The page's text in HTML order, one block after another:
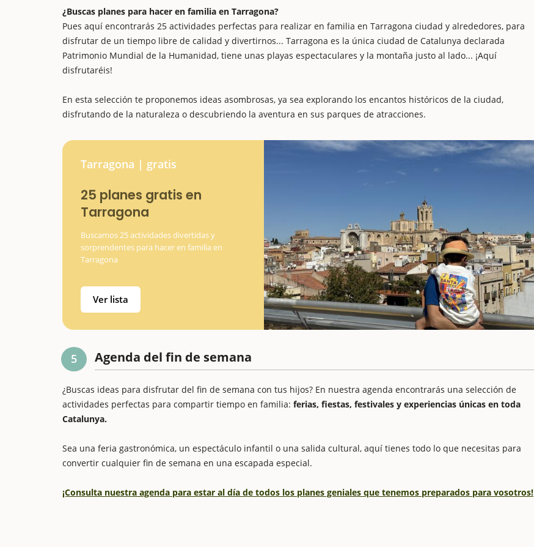
¿Buscas planes para hacer en familia en Tarragona?
Pues aquí encontrarás 25 actividades perfectas para realizar en familia en Tarragona ciudad y alrededores, para
disfrutar de un tiempo libre de calidad y divertirnos... Tarragona es la única ciudad de Catalunya declarada
Patrimonio Mundial de la Humanidad, tiene unas playas espectaculares y la montaña justo al lado... ¡Aquí
disfrutaréis!
En esta selección te proponemos ideas asombrosas, ya sea explorando los encantos históricos de la ciudad,
disfrutando de la naturaleza o descubriendo la aventura en sus parques de atracciones.
Tarragona | gratis
25 planes gratis en
Tarragona
Buscamos 25 actividades divertidas y
sorprendentes para hacer en familia en
Tarragona
Ver lista
5 Agenda del fin de semana
¿Buscas ideas para disfrutar del fin de semana con tus hijos? En nuestra agenda encontrarás una selección de
actividades perfectas para compartir tiempo en familia: ferias, fiestas, festivales y experiencias únicas en toda
Catalunya.
Sea una feria gastronómica, un espectáculo infantil o una salida cultural, aquí tienes todo lo que necesitas para
convertir cualquier fin de semana en una escapada especial.
¡Consulta nuestra agenda para estar al día de todos los planes geniales que tenemos preparados para vosotros!